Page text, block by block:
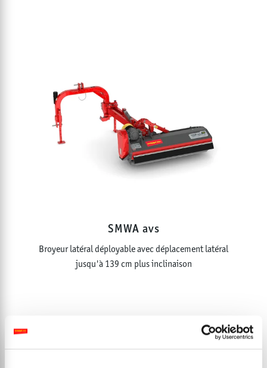
SMWA avs
Broyeur latéral déployable avec déplacement latéral
jusqu'à 139 cm plus inclinaison